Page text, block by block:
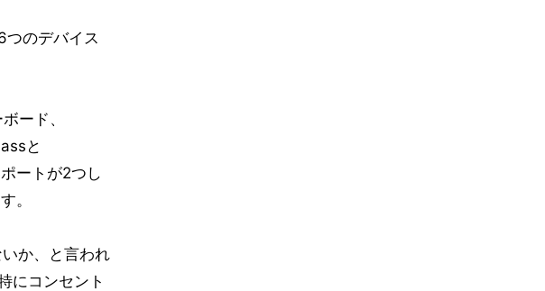
つのデバイス
ード、
と
ートが2つし
。
か、と言われ
にコンセント